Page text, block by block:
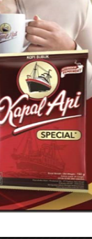
berbasis
yang